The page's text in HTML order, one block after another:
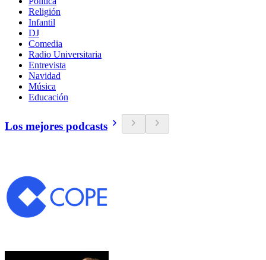
Religión
Infantil
DJ
Comedia
Radio Universitaria
Entrevista
Navidad
Música
Educación
Los mejores podcasts